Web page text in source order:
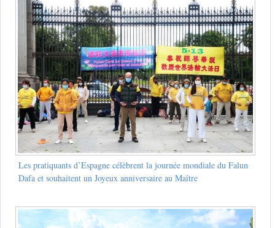
Les pratiquants d’Espagne célèbrent la journée mondiale du Falun
Dafa et souhaitent un Joyeux anniversaire au Maître